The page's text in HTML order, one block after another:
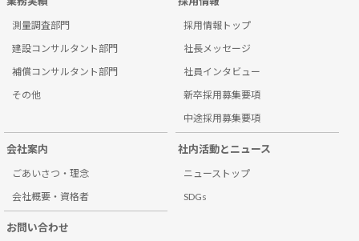
測量調査部門
建設コンサルタント部門
補償コンサルタント部門
その他
採用情報トップ
社長メッセージ
社員インタビュー
新卒採用募集要項
中途採用募集要項
会社案内
ごあいさつ・理念
会社概要・資格者
社内活動とニュース
ニューストップ
SDGs
お問い合わせ